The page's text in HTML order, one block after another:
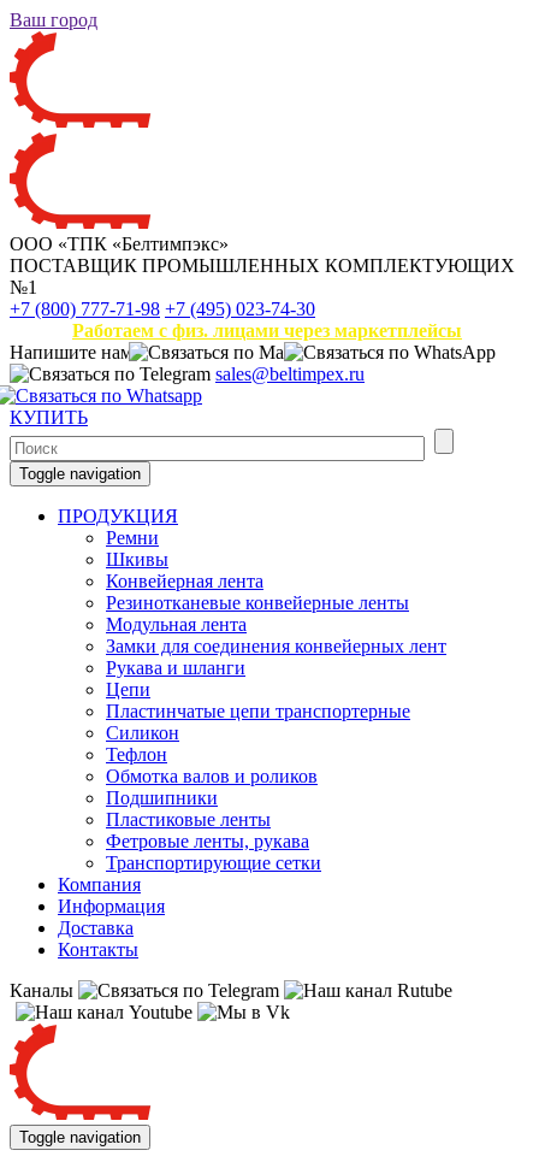
Ваш город
ООО «ТПК «Белтимпэкс»
ПОСТАВЩИК ПРОМЫШЛЕННЫХ КОМПЛЕКТУЮЩИХ
№1
+7 (800) 777-71-98 +7 (495) 023-74-30
Работаем с физ. лицами через маркетплейсы
Напишите нам
sales@beltimpex.ru
КУПИТЬ
Toggle navigation
ПРОДУКЦИЯ
Ремни
Шкивы
Конвейерная лента
Резинотканевые конвейерные ленты
Модульная лента
Замки для соединения конвейерных лент
Рукава и шланги
Цепи
Пластинчатые цепи транспортерные
Силикон
Тефлон
Обмотка валов и роликов
Подшипники
Пластиковые ленты
Фетровые ленты, рукава
Транспортирующие сетки
Компания
Информация
Доставка
Контакты
Каналы
Toggle navigation